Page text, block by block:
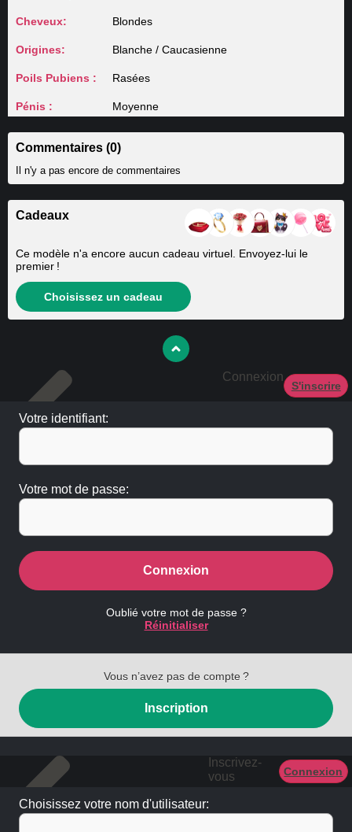
Cheveux: Blondes
Origines: Blanche / Caucasienne
Poils Pubiens : Rasées
Pénis : Moyenne
Commentaires (0)
Il n'y a pas encore de commentaires
Cadeaux
Ce modèle n'a encore aucun cadeau virtuel. Envoyez-lui le
premier !
Choisissez un cadeau
Connexion
S'inscrire
Votre identifiant:
Votre mot de passe:
Connexion
Oublié votre mot de passe ?
Réinitialiser
Vous n’avez pas de compte ?
Inscription
Inscrivez-
vous
Connexion
Choisissez votre nom d'utilisateur: